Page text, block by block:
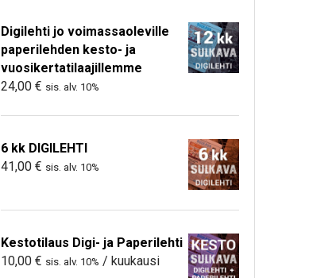
Digilehti jo voimassaoleville
paperilehden kesto- ja
vuosikertatilaajillemme
24,00 € sis. alv. 10%
6 kk DIGILEHTI
41,00 € sis. alv. 10%
Kestotilaus Digi- ja Paperilehti
10,00 € sis. alv. 10% / kuukausi